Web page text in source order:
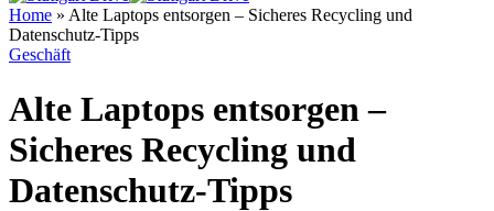
Home » Alte Laptops entsorgen – Sicheres Recycling und
Datenschutz-Tipps
Geschäft
Alte Laptops entsorgen –
Sicheres Recycling und
Datenschutz-Tipps